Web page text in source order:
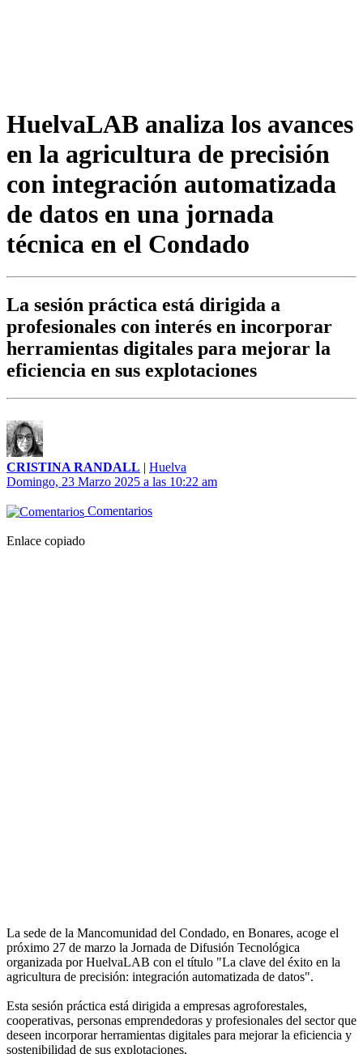
HuelvaLAB analiza los avances
en la agricultura de precisión
con integración automatizada
de datos en una jornada
técnica en el Condado
La sesión práctica está dirigida a
profesionales con interés en incorporar
herramientas digitales para mejorar la
eficiencia en sus explotaciones
CRISTINA RANDALL | Huelva
Domingo, 23 Marzo 2025 a las 10:22 am
Comentarios
Enlace copiado
La sede de la Mancomunidad del Condado, en Bonares, acoge el
próximo 27 de marzo la Jornada de Difusión Tecnológica
organizada por HuelvaLAB con el título "La clave del éxito en la
agricultura de precisión: integración automatizada de datos".
Esta sesión práctica está dirigida a empresas agroforestales,
cooperativas, personas emprendedoras y profesionales del sector que
deseen incorporar herramientas digitales para mejorar la eficiencia y
sostenibilidad de sus explotaciones.